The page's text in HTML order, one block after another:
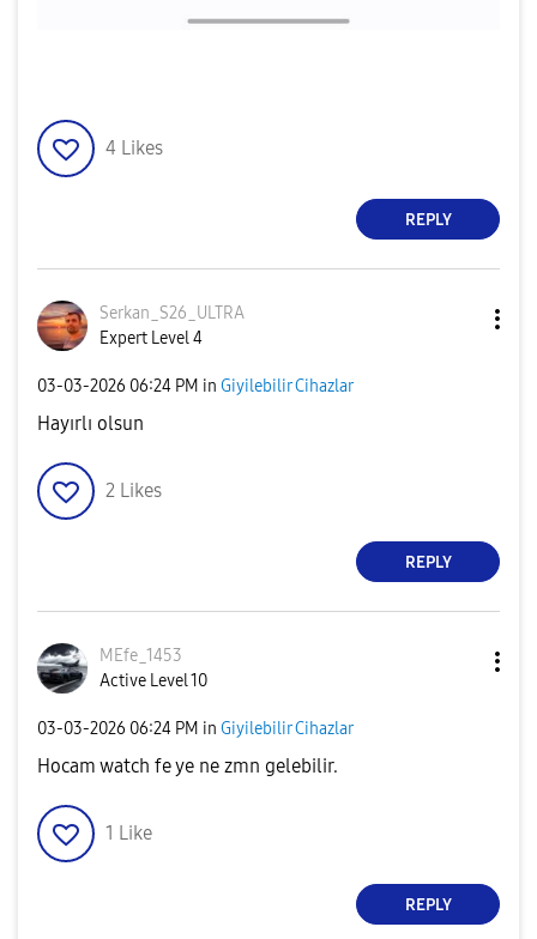
4 Likes
REPLY
Serkan_S26_ULTRA
Expert Level 4
‎03-03-2026 06:24 PM in Giyilebilir Cihazlar
Hayırlı olsun
2 Likes
REPLY
MEfe_1453
Active Level 10
‎03-03-2026 06:24 PM in Giyilebilir Cihazlar
Hocam watch fe ye ne zmn gelebilir.
1 Like
REPLY